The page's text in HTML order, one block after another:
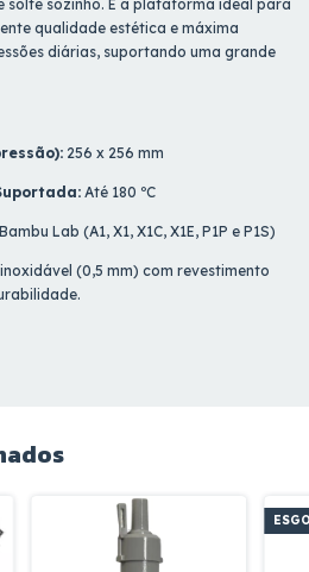
solte sozinho. É a plataforma ideal para
qualidade estética e máxima
diárias, suportando uma grande
256 x 256 mm
Até 180 ºC
Lab (A1, X1, X1C, X1E, P1P e P1S)
(0,5 mm) com revestimento